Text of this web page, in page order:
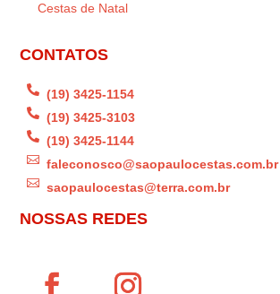
Cestas de Natal
CONTATOS
 (19) 3425-1154
 (19) 3425-3103
 (19) 3425-1144
 faleconosco@saopaulocestas.com.br
 saopaulocestas@terra.com.br
NOSSAS REDES